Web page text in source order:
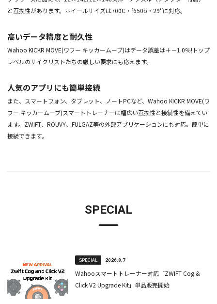
と互換性があります。ホイールサイズは700C・’650b・29‘’に対応。
高いデータ精度と耐久性
Wahoo KICKR MOVE(ワフー キッカームーブ)はデータ誤差は＋－1.0％!トップ
レベルのサイクリストたちの厳しい要求にも応えます。
人気のアプリにも簡単接続
また、スマートフォン、タブレット、ノートPCなど、Wahoo KICKR MOVE(ワ
フー キッカームーブ)スマートトレーナーは幅広い互換性と接続性を備えてい
ます。ZWIFT、ROUVY、FULGAZ等の外部アプリケーションにも対応。簡単に
接続できます。
SPECIAL